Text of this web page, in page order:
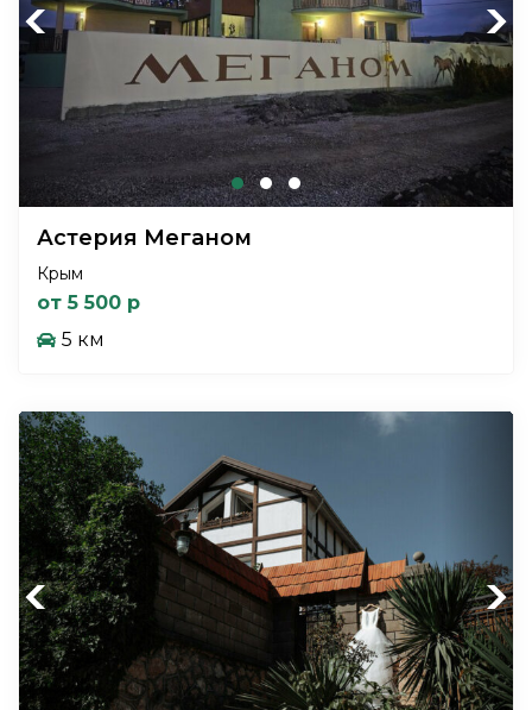
Previous Next
Астерия Меганом
Крым
от 5 500 р
5 км
Previous Next